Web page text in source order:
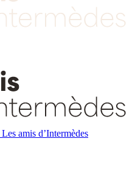
Les amis d’Intermèdes